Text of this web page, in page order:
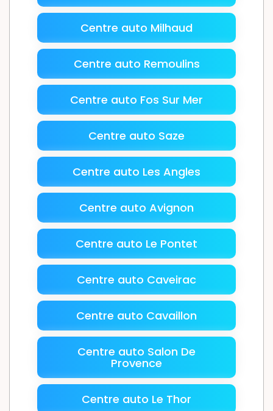
Centre auto Milhaud
Centre auto Remoulins
Centre auto Fos Sur Mer
Centre auto Saze
Centre auto Les Angles
Centre auto Avignon
Centre auto Le Pontet
Centre auto Caveirac
Centre auto Cavaillon
Centre auto Salon De
Provence
Centre auto Le Thor